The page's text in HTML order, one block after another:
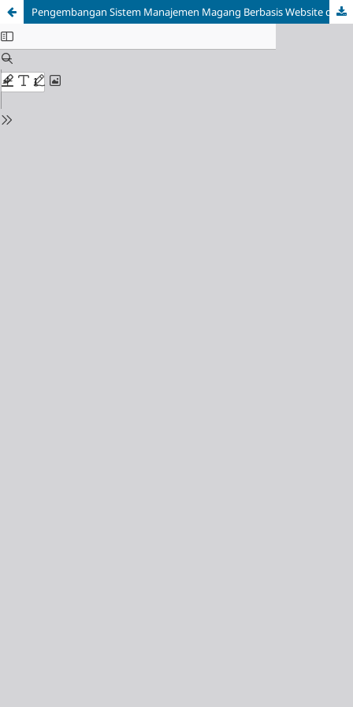
Pengembangan Sistem Manajemen Magang Berbasis Website di PDAM Tirta Moedal Kota Semarang